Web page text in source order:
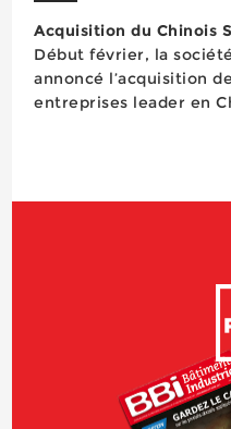
Acquisition du Chinois
Début février, la
annoncé l’acquisition
entreprises leader en